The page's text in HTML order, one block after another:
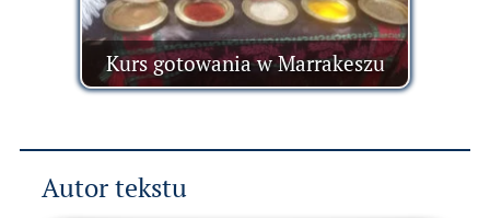
Kurs gotowania w Marrakeszu
Autor tekstu